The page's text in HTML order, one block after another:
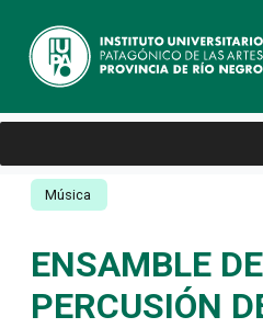
Música
ENSAMBLE DE
PERCUSIÓN